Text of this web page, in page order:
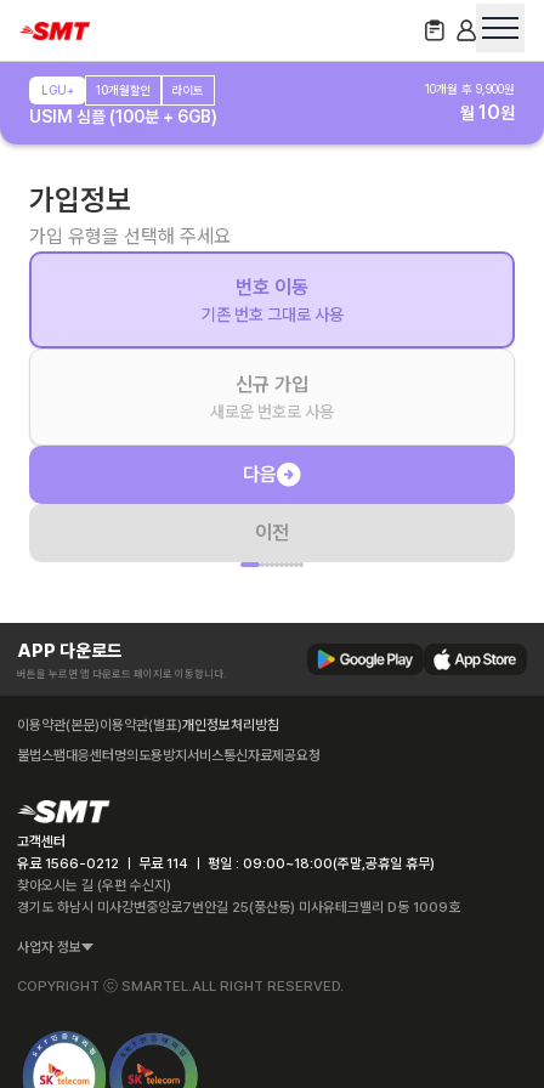
LGU+ 10개월할인 라이트
USIM 심플 (100분 + 6GB)
10개월 후 9,900원
월 10원
가입정보
가입 유형을 선택해 주세요
번호 이동
기존 번호 그대로 사용
신규 가입
새로운 번호로 사용
이전
다음
APP 다운로드
버튼을 누르면 앱 다운로드 페이지로 이동합니다.
이용약관(본문)이용약관(별표)개인정보처리방침
불법스팸대응센터 명의도용방지서비스통신자료제공요청
고객센터
유료 1566-0212 ㅣ 무료 114 ㅣ 평일 : 09:00~18:00(주말,공휴일 휴무)
찾아오시는 길 (우편 수신지)
경기도 하남시 미사강변중앙로7번안길 25(풍산동) 미사유테크밸리 D동 1009호
사업자 정보
COPYRIGHT ⓒ SMARTEL.ALL RIGHT RESERVED.